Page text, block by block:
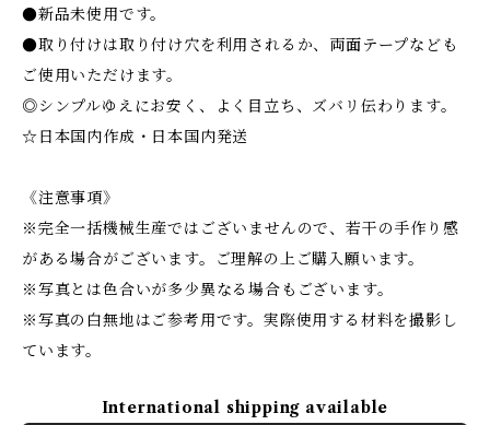
●新品未使用です。
●取り付けは取り付け穴を利用されるか、両面テープなども
ご使用いただけます。
◎シンプルゆえにお安く、よく目立ち、ズバリ伝わります。
☆日本国内作成・日本国内発送
《注意事項》
※完全一括機械生産ではございませんので、若干の手作り感
がある場合がございます。ご理解の上ご購入願います。
※写真とは色合いが多少異なる場合もございます。
※写真の白無地はご参考用です。実際使用する材料を撮影し
ています。
International shipping available